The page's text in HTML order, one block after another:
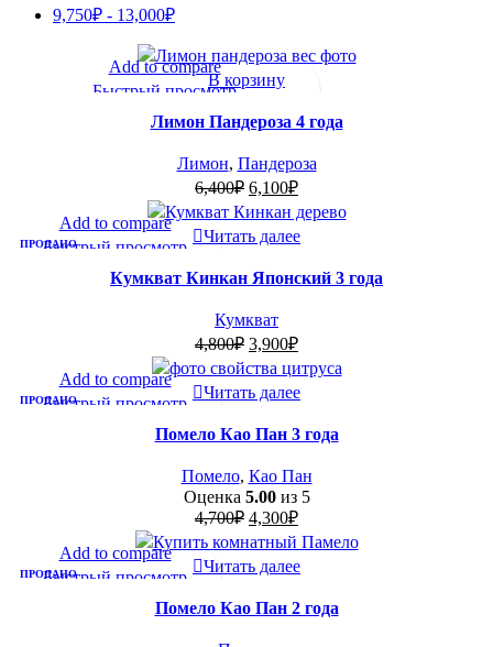
9,750₽ - 13,000₽
Add to compare
Быстрый просмотр
Добавить в список желаний
В корзину
Лимон Пандероза 4 года
Лимон, Пандероза
6,400₽ Первоначальная
цена
составляла
6,100₽Текущая
цена:
6,100₽.
ПРОДАНО
Add to compare
Быстрый просмотр
Добавить в список желаний
Читать далее
Кумкват Кинкан Японский 3 года
Кумкват
4,800₽ Первоначальная
цена
составляла
3,900₽Текущая
цена:
3,900₽.
ПРОДАНО
Add to compare
Быстрый просмотр
Добавить в список желаний
Читать далее
Помело Као Пан 3 года
Помело, Као Пан
Оценка 5.00из 5
4,700₽ Первоначальная
цена
составляла
4,300₽Текущая
цена:
4,300₽.
ПРОДАНО
Add to compare
Быстрый просмотр
Добавить в список желаний
Читать далее
Помело Као Пан 2 года